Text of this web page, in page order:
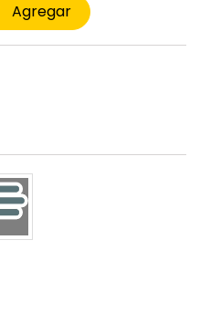
Agregar